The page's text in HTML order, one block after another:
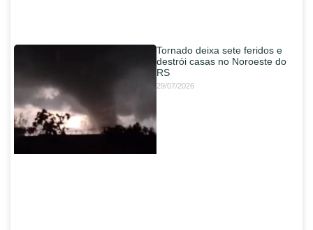
Tornado deixa sete feridos e
destrói casas no Noroeste do
RS
29/07/2026